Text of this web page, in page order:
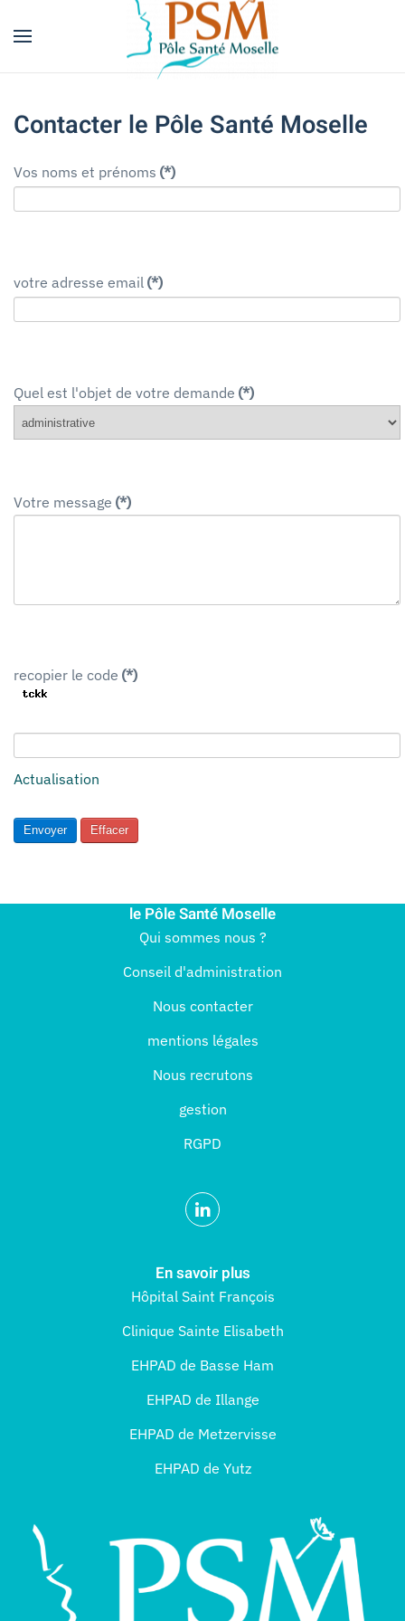
content
Contacter le Pôle Santé Moselle
Vos noms et prénoms (*)
votre adresse email (*)
Quel est l'objet de votre demande (*)
Votre message (*)
recopier le code (*)
Actualisation
Envoyer Effacer
le Pôle Santé Moselle
Qui sommes nous ?
Conseil d'administration
Nous contacter
mentions légales
Nous recrutons
gestion
RGPD
En savoir plus
Hôpital Saint François
Clinique Sainte Elisabeth
EHPAD de Basse Ham
EHPAD de Illange
EHPAD de Metzervisse
EHPAD de Yutz